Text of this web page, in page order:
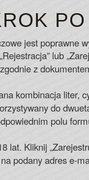
jest poprawne
lub
z
kombinacja liter,
do
polu
lat. Kliknij
podany adres e-